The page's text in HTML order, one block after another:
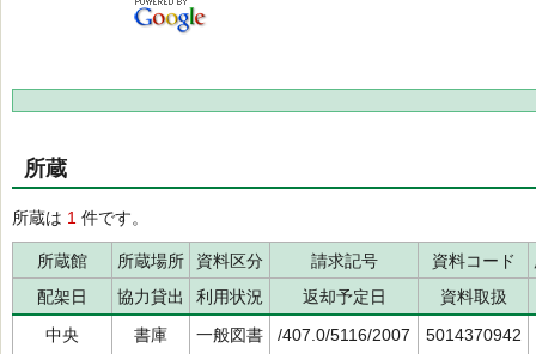
所蔵
所蔵は 1 件です。
所蔵館 所蔵場所 資料区分 請求記号 資料コード
配架日
協力貸出 利用状況 返却予定日
資料取扱
中央
書庫 一般図書 /407.0/5116/2007
5014370942